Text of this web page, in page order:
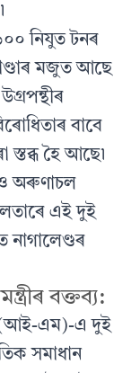
নিযুত টনৰ
মজুত আছে
বাবে
হৈ আছে৷
অৰুণাচল
এই দুই
নাগালেণ্ডৰ
বক্তব্য:
(আই-এম)-এ দুই
সমাধান